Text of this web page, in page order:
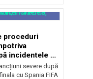
proceduri
incidentele de
severe după
cu Spania FIFA